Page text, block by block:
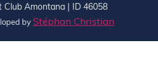
Club Amontana | ID 46058
by Stéphan Christian